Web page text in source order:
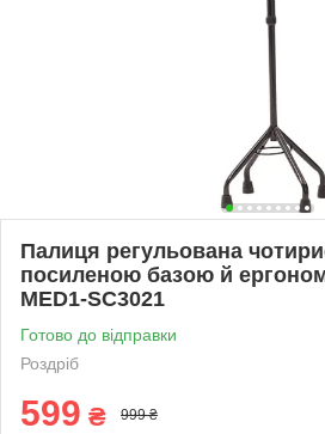
Палиця регульована
посиленою базою й
MED1-SC3021
Готово до відправки
Роздріб
599 ₴ 999 ₴